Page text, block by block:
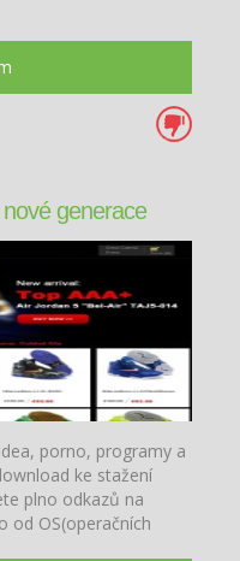
generace
porno, programy a
ke stažení
plno odkazů na
od OS(operačních
zdarma